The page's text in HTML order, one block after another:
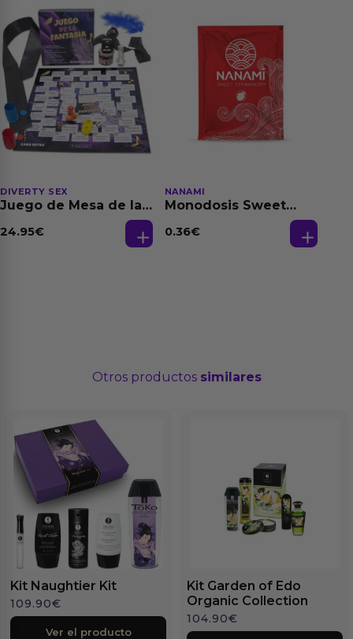
DIVERTY SEX
Juego de Mesa de las
24.95€
NANAMI
Monodosis Sweet
Base Agua 4 ml
0.36€
Otros productos similares
Kit Naughtier Kit
109.90€
Ver el producto
Kit Garden of Edo
Organic Collection
104.90€